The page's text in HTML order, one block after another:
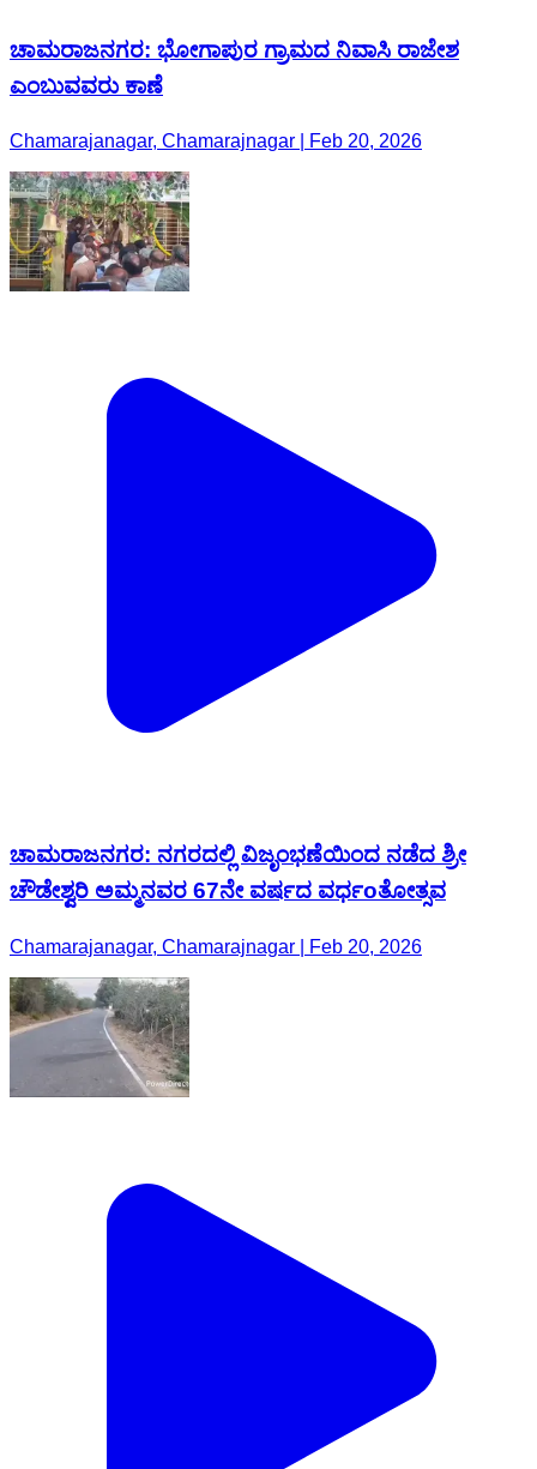
ಚಾಮರಾಜನಗರ: ಭೋಗಾಪುರ ಗ್ರಾಮದ ನಿವಾಸಿ ರಾಜೇಶ
ಎಂಬುವವರು ಕಾಣೆ
Chamarajanagar, Chamarajnagar | Feb 20, 2026
ಚಾಮರಾಜನಗರ: ನಗರದಲ್ಲಿ ವಿಜೃಂಭಣೆಯಿಂದ ನಡೆದ ಶ್ರೀ
ಚೌಡೇಶ್ವರಿ ಅಮ್ಮನವರ 67ನೇ ವರ್ಷದ ವರ್ಧoತೋತ್ಸವ
Chamarajanagar, Chamarajnagar | Feb 20, 2026